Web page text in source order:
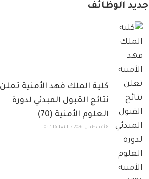
جديد الوظائف
كلية الملك فهد الأمنية تعلن
نتائج القبول المبدئي لدورة
العلوم الأمنية (70)
8 أغسطس، 2026 / التعليقات: 0